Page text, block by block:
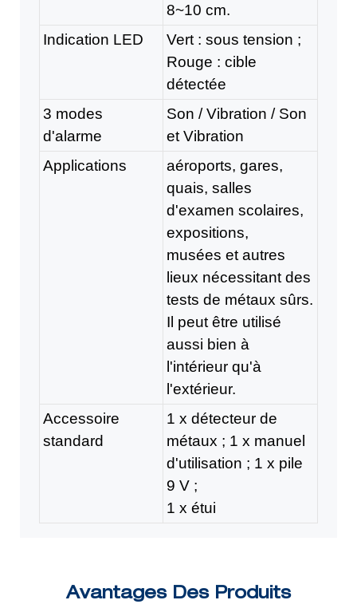
8~10 cm.
Indication LED
Vert : sous tension ;
Rouge : cible
détectée
3 modes
d'alarme
Son / Vibration / Son
et Vibration
Applications
aéroports, gares,
quais, salles
d'examen scolaires,
expositions,
musées et autres
lieux nécessitant des
tests de métaux sûrs.
Il peut être utilisé
aussi bien à
l'intérieur qu'à
l'extérieur.
Accessoire
standard
1 x détecteur de
métaux ; 1 x manuel
d'utilisation ; 1 x pile
9 V ;
1 x étui
Avantages Des Produits